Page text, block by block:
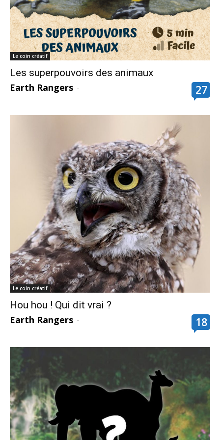
Le coin créatif
Les superpouvoirs des animaux
Earth Rangers - 27
Le coin créatif
Hou hou ! Qui dit vrai ?
Earth Rangers - 18